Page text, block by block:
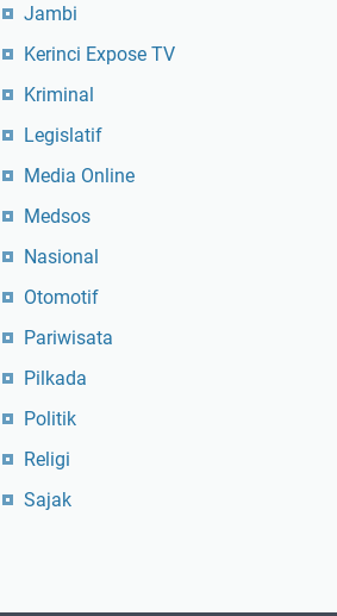
Jambi
Kerinci Expose TV
Kriminal
Legislatif
Media Online
Medsos
Nasional
Otomotif
Pariwisata
Pilkada
Politik
Religi
Sajak